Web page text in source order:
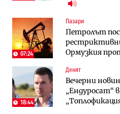
07:24
Пазари
Петролът
Ормузкия
18:44
Денят
Вечерни
„Ендуросат“
АЕЦ
няколко
Трафикът
медии
напълно от
Столична
трасе по бул.
Жилищата в
намаляващо
сгради